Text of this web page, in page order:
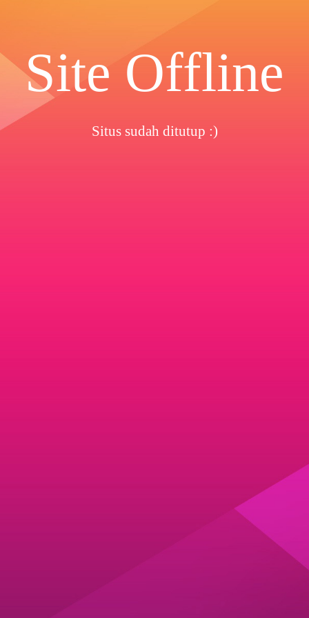
Site Offline
Situs sudah ditutup :)